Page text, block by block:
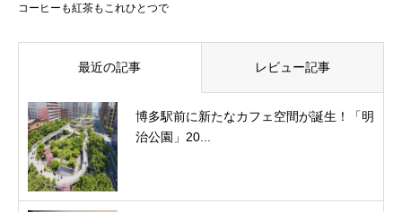
コーヒーも紅茶もこれひとつで
最近の記事 レビュー記事
博多駅前に新たなカフェ空間が誕生！「明
治公園」20...